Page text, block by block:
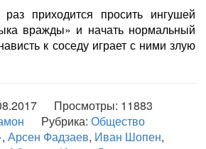
приходится просить ингушей
вражды» и начать нормальный
к соседу играет с ними злую
Просмотры: 11883
Рубрика: Общество
, Арсен Фадзаев, Иван Шопен,